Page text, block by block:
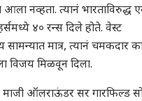
आला नव्हता. त्यानं भारताविरुद्ध
४० रन्स दिले होते. वेस्ट
मात्र, त्यानं चमकदार
विजय मिळवून दिला.
ऑलराऊंडर सर गारफिल्ड